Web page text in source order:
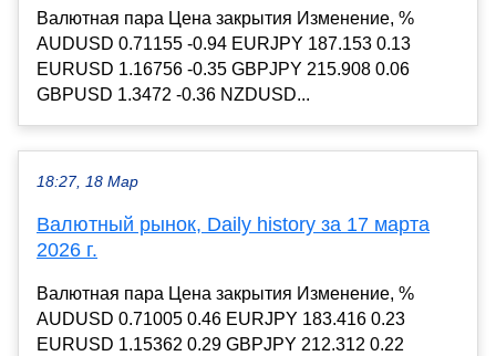
Валютная пара Цена закрытия Изменение, %
AUDUSD 0.71155 -0.94 EURJPY 187.153 0.13
EURUSD 1.16756 -0.35 GBPJPY 215.908 0.06
GBPUSD 1.3472 -0.36 NZDUSD...
18:27, 18 Мар
Валютный рынок, Daily history за 17 марта
2026 г.
Валютная пара Цена закрытия Изменение, %
AUDUSD 0.71005 0.46 EURJPY 183.416 0.23
EURUSD 1.15362 0.29 GBPJPY 212.312 0.22